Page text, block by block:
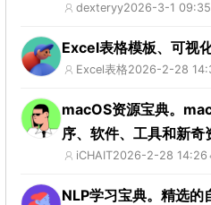
dexteryy2026-3-1 09:35
Excel表格模板、可视
Excel表格2026-2-28
macOS资源宝典。
序、软件、工具和新奇
iCHAIT2026-2-28 14:26
NLP学习宝典。精选